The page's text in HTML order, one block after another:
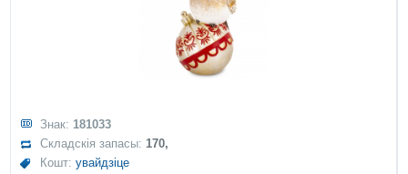
Знак: 181033
Складскія запасы:170,
Кошт:увайдзіце